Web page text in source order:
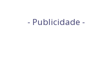
- Publicidade -